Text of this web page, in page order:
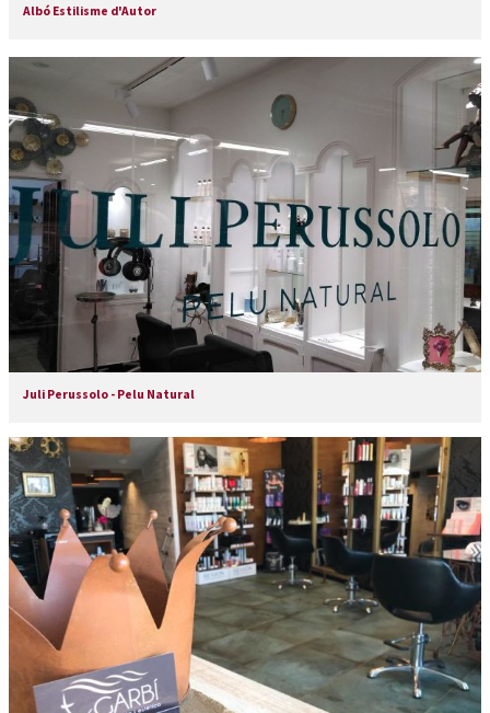
Albó Estilisme d'Autor
Juli Perussolo - Pelu Natural